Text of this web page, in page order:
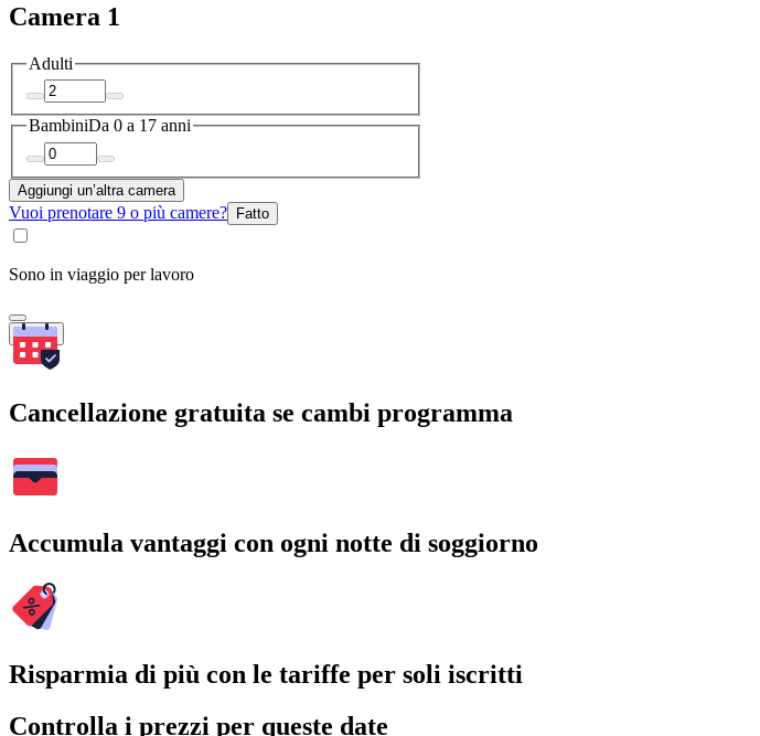
Camera 1
Adulti
BambiniDa 0 a 17 anni
Aggiungi un’altra camera
Vuoi prenotare 9 o più camere? Fatto
Sono in viaggio per lavoro
Cerca
Cancellazione gratuita se cambi programma
Accumula vantaggi con ogni notte di soggiorno
Risparmia di più con le tariffe per soli iscritti
Controlla i prezzi per queste date